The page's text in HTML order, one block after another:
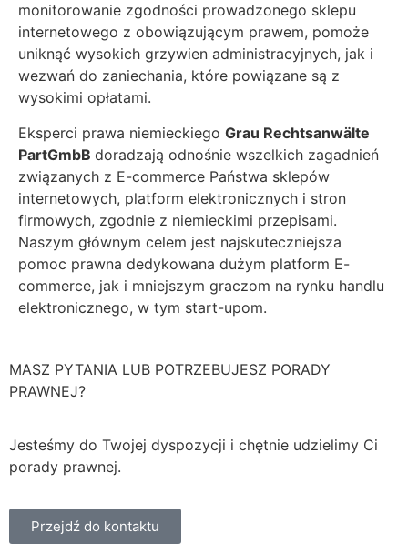
monitorowanie zgodności prowadzonego sklepu
internetowego z obowiązującym prawem, pomoże
uniknąć wysokich grzywien administracyjnych, jak i
wezwań do zaniechania, które powiązane są z
wysokimi opłatami.
Eksperci prawa niemieckiego Grau Rechtsanwälte
PartGmbB doradzają odnośnie wszelkich zagadnień
związanych z E-commerce Państwa sklepów
internetowych, platform elektronicznych i stron
firmowych, zgodnie z niemieckimi przepisami.
Naszym głównym celem jest najskuteczniejsza
pomoc prawna dedykowana dużym platform E-
commerce, jak i mniejszym graczom na rynku handlu
elektronicznego, w tym start-upom.
MASZ PYTANIA LUB POTRZEBUJESZ PORADY
PRAWNEJ?
Jesteśmy do Twojej dyspozycji i chętnie udzielimy Ci
porady prawnej.
Przejdź do kontaktu